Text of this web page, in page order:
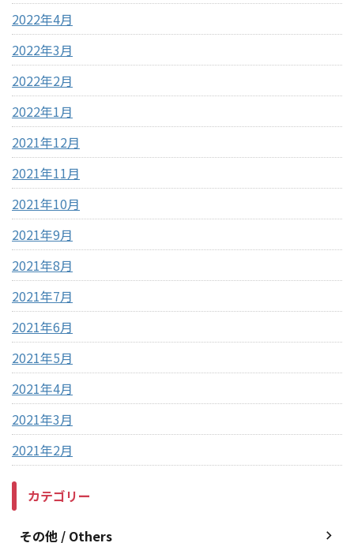
2022年4月
2022年3月
2022年2月
2022年1月
2021年12月
2021年11月
2021年10月
2021年9月
2021年8月
2021年7月
2021年6月
2021年5月
2021年4月
2021年3月
2021年2月
カテゴリー
その他 / Others